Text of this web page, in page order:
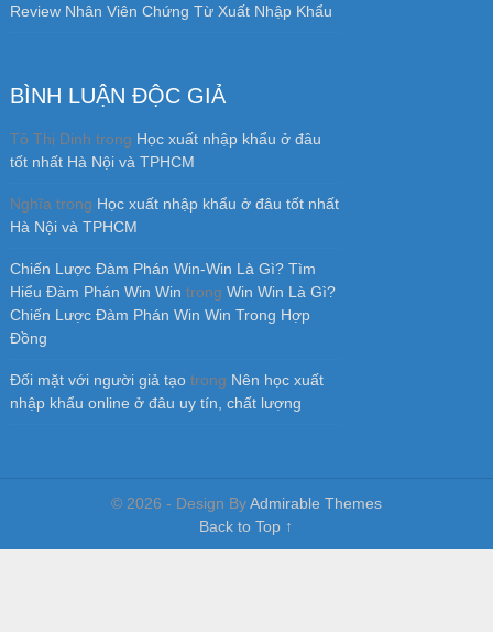
Review Nhân Viên Chứng Từ Xuất Nhập Khẩu
BÌNH LUẬN ĐỘC GIẢ
Tô Thị Dinh trong Học xuất nhập khẩu ở đâu
tốt nhất Hà Nội và TPHCM
Nghĩa trong Học xuất nhập khẩu ở đâu tốt nhất
Hà Nội và TPHCM
Chiến Lược Đàm Phán Win-Win Là Gì? Tìm
Hiểu Đàm Phán Win Win trong Win Win Là Gì?
Chiến Lược Đàm Phán Win Win Trong Hợp
Đồng
Đối mặt với người giả tạotrong Nên học xuất
nhập khẩu online ở đâu uy tín, chất lượng
© 2026 - Design ByAdmirable Themes
Back to Top ↑